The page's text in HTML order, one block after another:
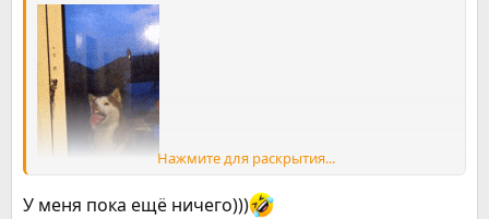
Нажмите для раскрытия...
У меня пока ещё ничего)))